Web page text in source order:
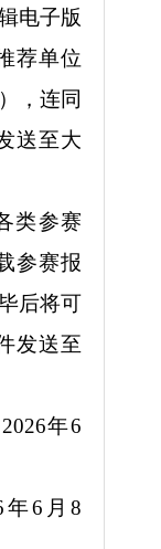
电子版
荐单位
，连同
送至大
类参赛
参赛报
后将可
发送至
年6
年6月8